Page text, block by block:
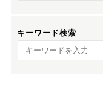
キーワード検索
キーワード検索